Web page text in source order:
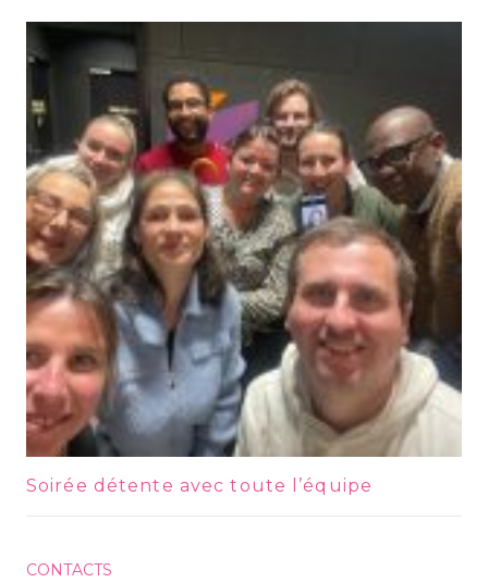
Soirée détente avec toute l’équipe
CONTACTS